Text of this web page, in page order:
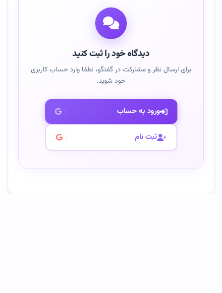
دیدگاه خود را ثبت کنید
برای ارسال نظر و مشارکت در گفتگو، لطفا وارد حساب کاربری
خود شوید.
ورود به حساب
ثبت نام